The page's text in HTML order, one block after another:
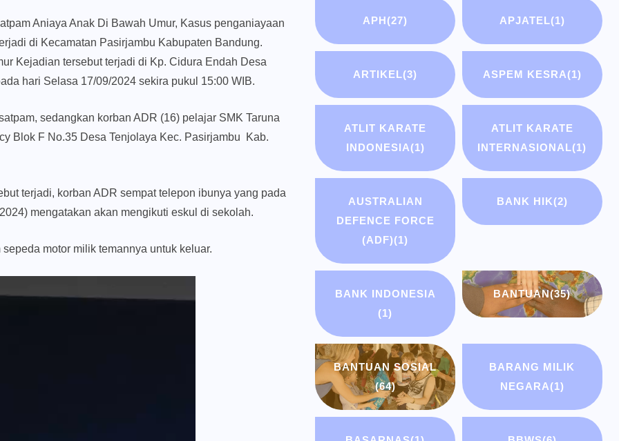
Aniaya Anak Di Bawah Umur, Kasus penganiayaan
di Kecamatan Pasirjambu Kabupaten Bandung.
Kejadian tersebut terjadi di Kp. Cidura Endah Desa
hari Selasa 17/09/2024 sekira pukul 15:00 WIB.
sedangkan korban ADR (16) pelajar SMK Taruna
Blok F No.35 Desa Tenjolaya Kec. Pasirjambu Kab.
terjadi, korban ADR sempat telepon ibunya yang pada
mengatakan akan mengikuti eskul di sekolah.
motor milik temannya untuk keluar.
APH(27) APJATEL(1)
ARTIKEL(3) ASPEM KESRA(1)
ATLIT KARATE
INDONESIA(1)
ATLIT KARATE
INTERNASIONAL(1)
AUSTRALIAN
DEFENCE FORCE
(ADF)(1)
BANK HIK(2)
BANK INDONESIA
(1)
BANTUAN(35)
BANTUAN SOSIAL
(64)
BARANG MILIK
NEGARA(1)